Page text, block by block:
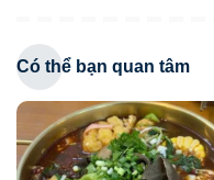
Có thể bạn quan tâm